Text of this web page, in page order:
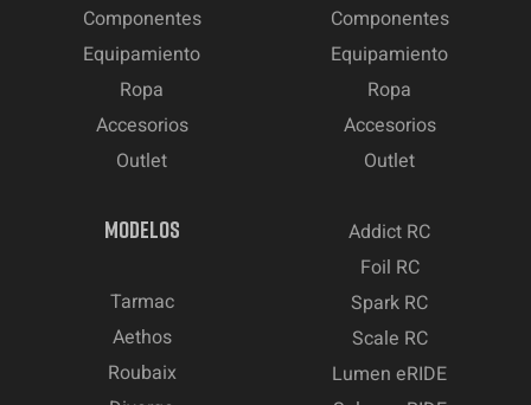
Componentes
Equipamiento
Ropa
Accesorios
Outlet
Componentes
Equipamiento
Ropa
Accesorios
Outlet
MODELOS
Tarmac
Aethos
Roubaix
Addict RC
Foil RC
Spark RC
Scale RC
Lumen eRIDE